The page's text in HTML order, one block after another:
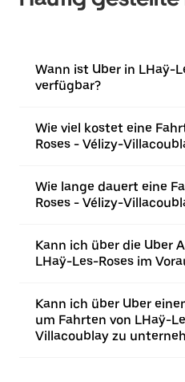
Wann ist Uber in LHaÿ-
verfügbar?
Wie viel kostet eine
Roses - Vélizy-
Wie lange dauert eine
Roses - Vélizy-
Kann ich über die Uber
LHaÿ-Les-Roses im
Kann ich über Uber
um Fahrten von LHaÿ-
Villacoublay zu